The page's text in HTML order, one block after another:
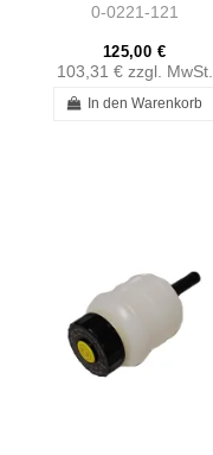
0-0221-121
125,00 €
103,31 € zzgl. MwSt.
In den Warenkorb